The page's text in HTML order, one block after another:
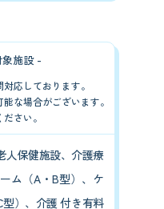
施設 -
応しております。
な場合がございます。
さい。
人保健施設、介護療
ム（A・B型）、ケ
）、介護 付き有料